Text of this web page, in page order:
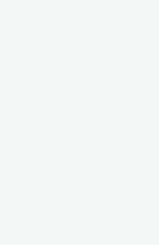
So empfinden
mit dem
der Pflege von Menschen
positiv auf pflegende
zum Beispiel
Angebote dar.
Report 2022